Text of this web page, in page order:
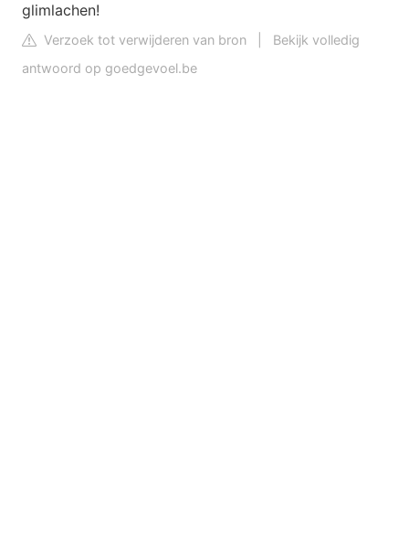
glimlachen!
Verzoek tot verwijderen van bron
Bekijk volledig
antwoord op goedgevoel.be